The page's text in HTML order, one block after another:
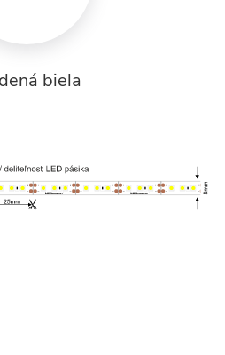
biela